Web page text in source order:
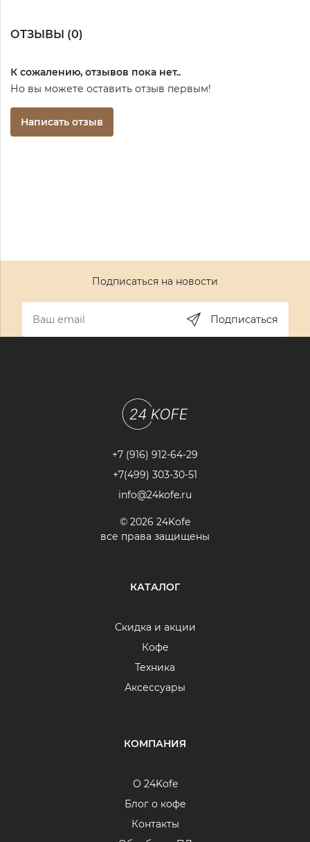
ОТЗЫВЫ (0)
К сожалению, отзывов пока нет..
Но вы можете оставить отзыв первым!
Написать отзыв
Подписаться на новости
Подписаться
+7 (916) 912-64-29
+7(499) 303-30-51
info@24kofe.ru
© 2026 24Kofe
все права защищены
КАТАЛОГ
Скидка и акции
Кофе
Техника
Аксессуары
КОМПАНИЯ
О 24Kofe
Блог о кофе
Контакты